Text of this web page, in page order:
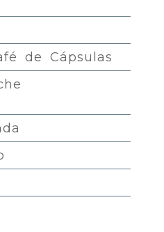
de Cápsulas